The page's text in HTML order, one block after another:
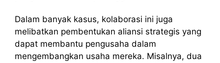
Dalam banyak kasus, kolaborasi ini juga
melibatkan pembentukan aliansi strategis yang
dapat membantu pengusaha dalam
mengembangkan usaha mereka. Misalnya, dua